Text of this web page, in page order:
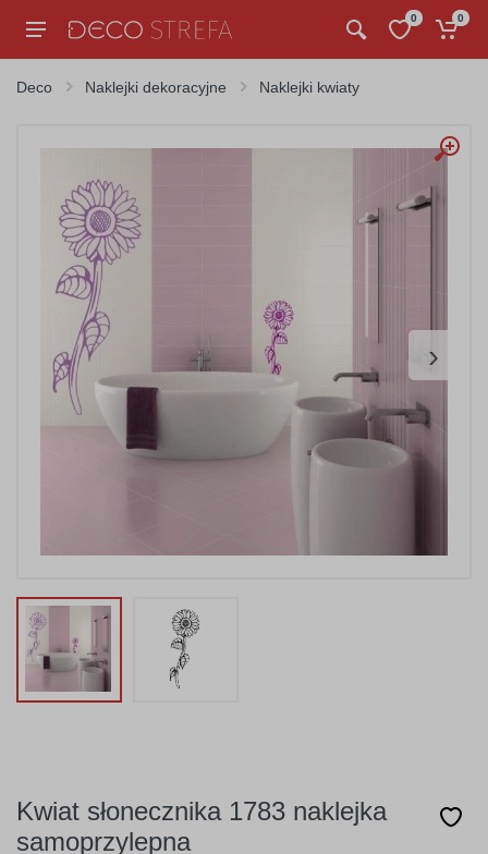
0 0
Deco Naklejki dekoracyjne Naklejki kwiaty
›
Kwiat słonecznika 1783 naklejka
samoprzylepna